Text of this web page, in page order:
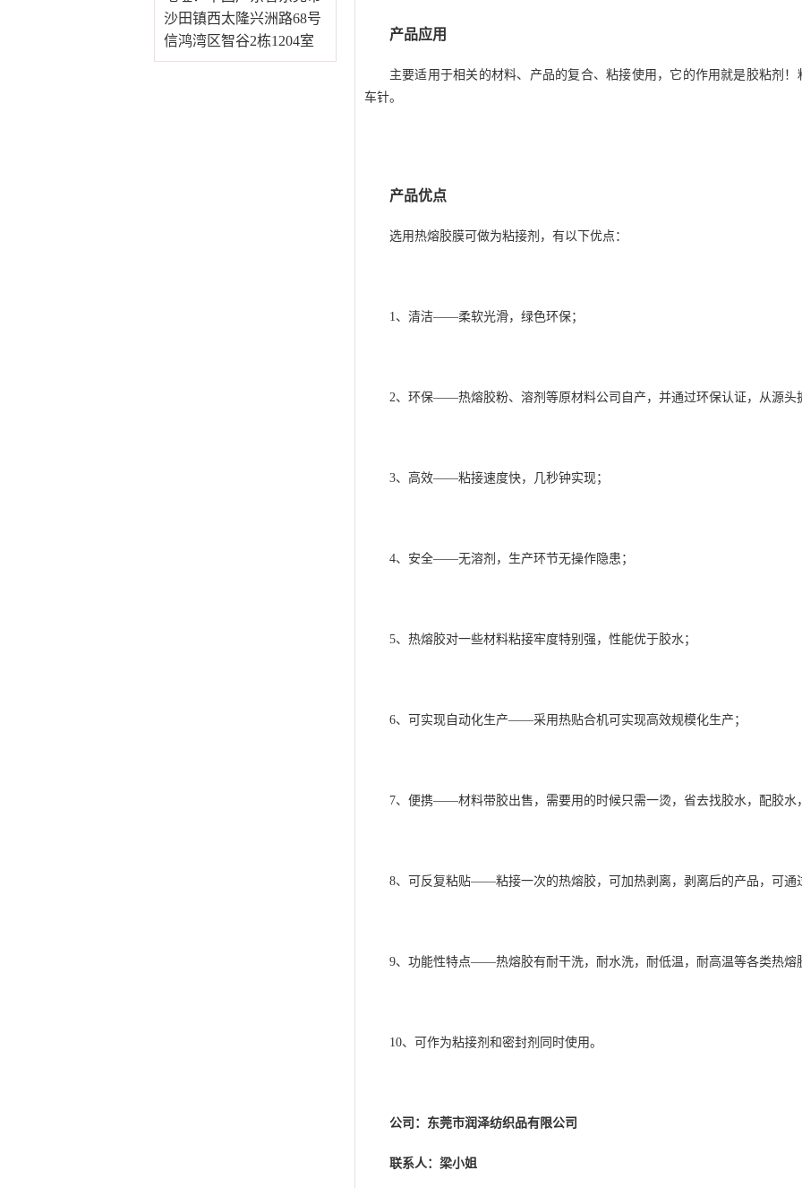
沙田镇西太隆兴洲路68号
信鸿湾区智谷2栋1204室
产品应用
主要适用于相关的材料、产品的复合、粘接使用，它的作用就是胶粘剂
车针。
产品优点
选用热熔胶膜可做为粘接剂，有以下优点：
1、清洁——柔软光滑，绿色环保；
2、环保——热熔胶粉、溶剂等原材料公司自产，并通过环保认证，从源头
3、高效——粘接速度快，几秒钟实现；
4、安全——无溶剂，生产环节无操作隐患；
5、热熔胶对一些材料粘接牢度特别强，性能优于胶水；
6、可实现自动化生产——采用热贴合机可实现高效规模化生产；
7、便携——材料带胶出售，需要用的时候只需一烫，省去找胶水，配胶水
8、可反复粘贴——粘接一次的热熔胶，可加热剥离，剥离后的产品，可通
9、功能性特点——热熔胶有耐干洗，耐水洗，耐低温，耐高温等各类热熔
10、可作为粘接剂和密封剂同时使用。
公司：东莞市润泽纺织品有限公司
联系人：梁小姐